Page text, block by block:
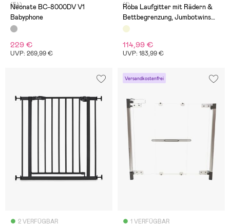
(54)
Neonate BC-8000DV V1
Babyphone
229 €
UVP: 269,99 €
(1)
Roba Laufgitter mit Rädern &
Bettbegrenzung, Jumbotwins
Wood
114,99 €
UVP: 183,99 €
2 VERFÜGBAR
Versandkostenfrei
1 VERFÜGBAR